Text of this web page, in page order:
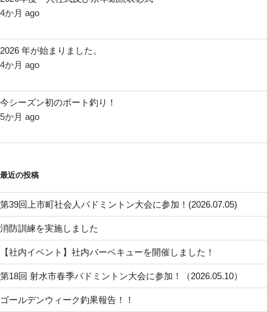
4か月 ago
2026 年が始まりました。
4か月 ago
今シーズン初のボート釣り！
5か月 ago
最近の投稿
第39回上市町社会人バドミントン大会に参加！(2026.07.05)
消防訓練を実施しました
【社内イベント】社内バーベキューを開催しました！
第18回 射水市春季バドミントン大会に参加！（2026.05.10）
ゴールデンウィーク釣果報告！！